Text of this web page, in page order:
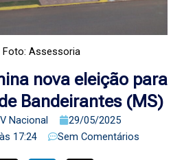
Foto: Assessoria
nova eleição para
Bandeirantes (MS)
Nacional
29/05/2025
17:24 Sem Comentários